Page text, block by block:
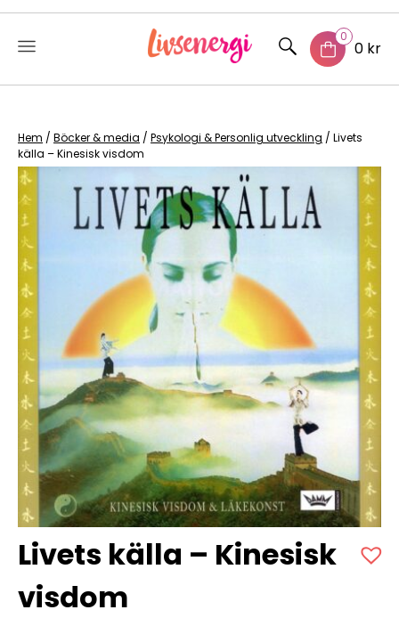
content
0
0 kr
Hem / Böcker & media / Psykologi & Personlig utveckling / Livets
källa – Kinesisk visdom
Livets källa – Kinesisk
visdom